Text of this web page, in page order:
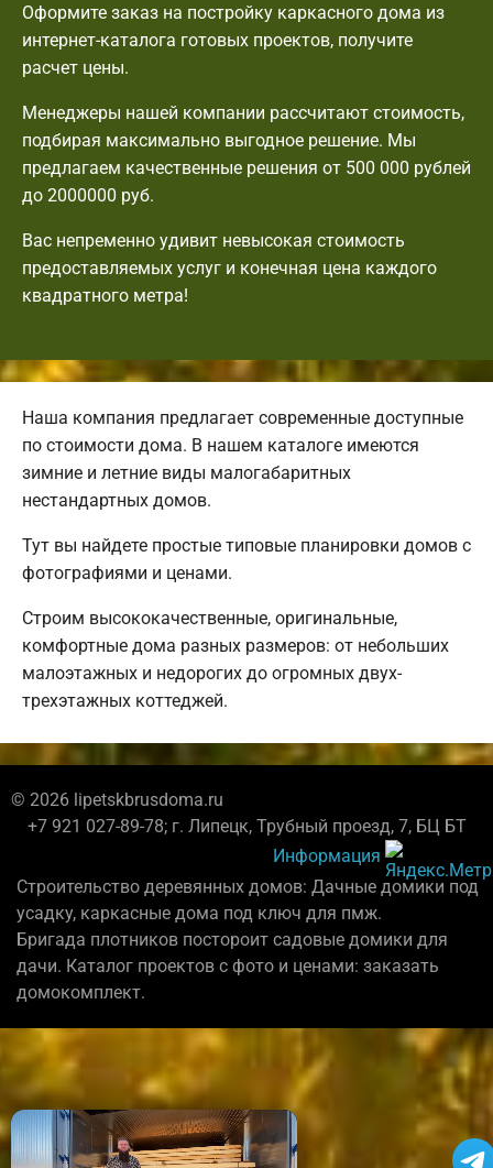
Оформите заказ на постройку каркасного дома из
интернет-каталога готовых проектов, получите
расчет цены.
Менеджеры нашей компании рассчитают стоимость,
подбирая максимально выгодное решение. Мы
предлагаем качественные решения от 500 000 рублей
до 2000000 руб.
Вас непременно удивит невысокая стоимость
предоставляемых услуг и конечная цена каждого
квадратного метра!
Наша компания предлагает современные доступные
по стоимости дома. В нашем каталоге имеются
зимние и летние виды малогабаритных
нестандартных домов.
Тут вы найдете простые типовые планировки домов с
фотографиями и ценами.
Строим высококачественные, оригинальные,
комфортные дома разных размеров: от небольших
малоэтажных и недорогих до огромных двух-
трехэтажных коттеджей.
© 2026 lipetskbrusdoma.ru
+7 921 027-89-78; г. Липецк, Трубный проезд, 7, БЦ БТ
Информация
Строительство деревянных домов: Дачные домики под
усадку, каркасные дома под ключ для пмж.
Бригада плотников постороит садовые домики для
дачи. Каталог проектов с фото и ценами: заказать
домокомплект.